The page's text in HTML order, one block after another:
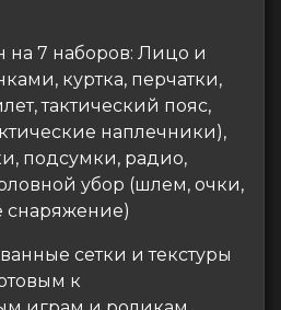
на 7 наборов: Лицо и
куртка, перчатки,
тактический пояс,
наплечники),
подсумки, радио,
убор (шлем, очки,
снаряжение)
сетки и текстуры
к